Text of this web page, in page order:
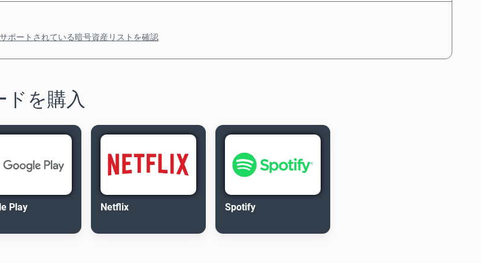
サポートされている暗号資産リストを確認
を購入
Play Netflix Spotify